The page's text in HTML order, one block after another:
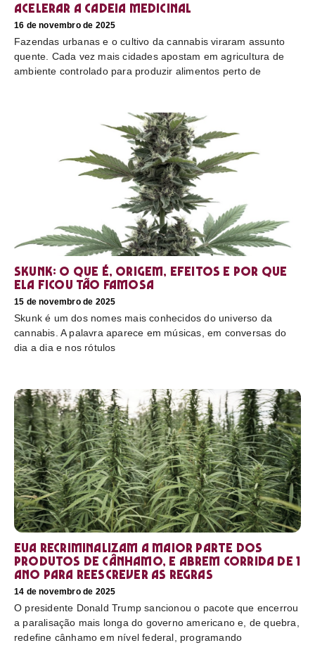
acelerar a cadeia medicinal
16 de novembro de 2025
Fazendas urbanas e o cultivo da cannabis viraram assunto
quente. Cada vez mais cidades apostam em agricultura de
ambiente controlado para produzir alimentos perto de
Skunk: o que é, origem, efeitos e por que
ela ficou tão famosa
15 de novembro de 2025
Skunk é um dos nomes mais conhecidos do universo da
cannabis. A palavra aparece em músicas, em conversas do
dia a dia e nos rótulos
EUA recriminalizam a maior parte dos
produtos de cânhamo, e abrem corrida de 1
ano para reescrever as regras
14 de novembro de 2025
O presidente Donald Trump sancionou o pacote que encerrou
a paralisação mais longa do governo americano e, de quebra,
redefine cânhamo em nível federal, programando